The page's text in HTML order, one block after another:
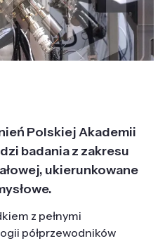
Polskiej Akademii
badania z zakresu
ukierunkowane
z pełnymi
półprzewodników